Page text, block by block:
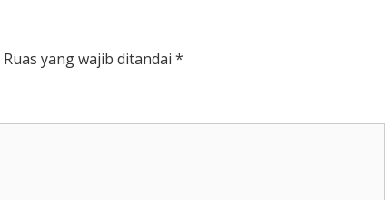
Ruas yang wajib ditandai *